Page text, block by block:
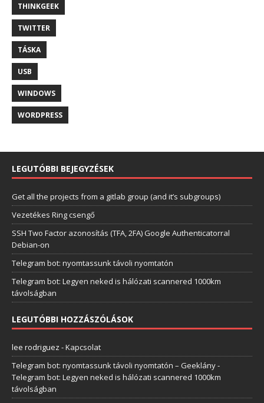
THINKGEEK
TWITTER
TÁSKA
USB
WINDOWS
WORDPRESS
LEGUTÓBBI BEJEGYZÉSEK
Get all the projects from a gitlab group (and it’s subgroups)
Vezetékes Ring csengő
SSH Two Factor azonosítás (TFA, 2FA) Google Authenticatorral
Debian-on
Telegram bot: nyomtassunk távoli nyomtatón
Telegram bot: Legyen neked is hálózati scannered 1000km
távolságban
LEGUTÓBBI HOZZÁSZÓLÁSOK
lee rodriguez -Kapcsolat
Telegram bot: nyomtassunk távoli nyomtatón – Geeklány-
Telegram bot: Legyen neked is hálózati scannered 1000km
távolságban